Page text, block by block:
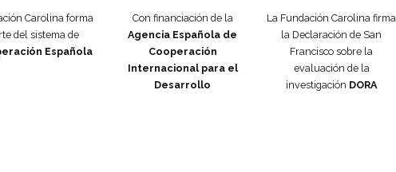
Carolina forma
del sistema de
Española
Con financiación de la
Agencia Española de
Cooperación
Internacional para el
Desarrollo
La Fundación Carolina firma
la Declaración de San
Francisco sobre la
evaluación de la
investigación DORA